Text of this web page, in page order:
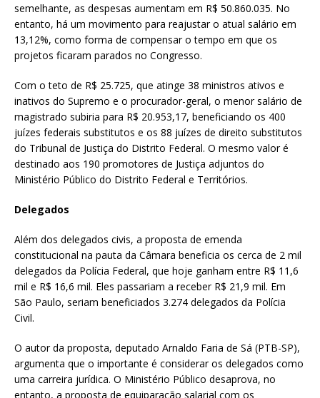
semelhante, as despesas aumentam em R$ 50.860.035. No
entanto, há um movimento para reajustar o atual salário em
13,12%, como forma de compensar o tempo em que os
projetos ficaram parados no Congresso.
Com o teto de R$ 25.725, que atinge 38 ministros ativos e
inativos do Supremo e o procurador-geral, o menor salário de
magistrado subiria para R$ 20.953,17, beneficiando os 400
juízes federais substitutos e os 88 juízes de direito substitutos
do Tribunal de Justiça do Distrito Federal. O mesmo valor é
destinado aos 190 promotores de Justiça adjuntos do
Ministério Público do Distrito Federal e Territórios.
Delegados
Além dos delegados civis, a proposta de emenda
constitucional na pauta da Câmara beneficia os cerca de 2 mil
delegados da Polícia Federal, que hoje ganham entre R$ 11,6
mil e R$ 16,6 mil. Eles passariam a receber R$ 21,9 mil. Em
São Paulo, seriam beneficiados 3.274 delegados da Polícia
Civil.
O autor da proposta, deputado Arnaldo Faria de Sá (PTB-SP),
argumenta que o importante é considerar os delegados como
uma carreira jurídica. O Ministério Público desaprova, no
entanto, a proposta de equiparação salarial com os